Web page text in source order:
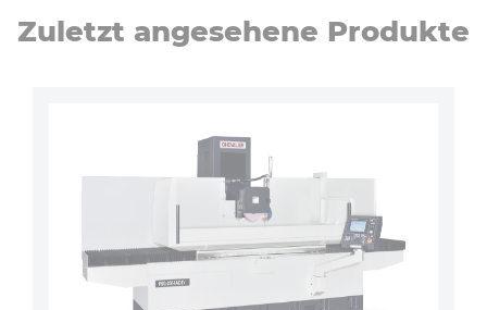
Zuletzt angesehene Produkte